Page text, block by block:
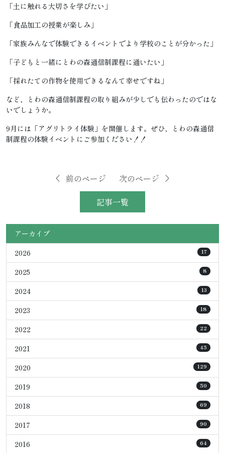
「土に触れる大切さを学びたい」
「食品加工の授業が楽しみ」
「家族みんなで体験できるイベントでより学校のことが分かった」
「子どもと一緒にとわの森通信制課程に通いたい」
「採れたての作物を使用できるなんて幸せですね」
など、とわの森通信制課程の取り組みが少しでも伝わったのではな
いでしょうか。
9月には「アグリトライ体験」を開催します。ぜひ、とわの森通信
制課程の体験イベントにご参加ください！！
前のページ
記事一覧
次のページ
アーカイブ
2026
17
2025 8
2024 13
2023 18
2022 22
2021 45
2020 129
2019 50
2018 69
2017 90
2016 64